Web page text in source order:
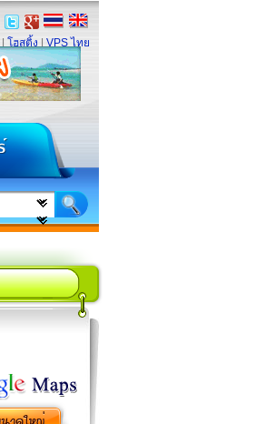
โฮสติ้ง VPS ไทย